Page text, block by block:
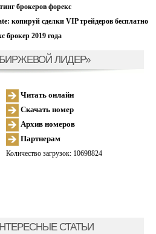
брокеров форекс
копируй сделки VIP трейдеров бесплатно
брокер 2019 года
ЛИДЕР»
Читать онлайн
Скачать номер
Архив номеров
Партнерам
Количество загрузок: 10698824
СТАТЬИ